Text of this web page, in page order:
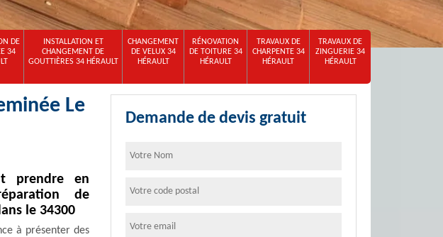
DE
34
INSTALLATION ET
CHANGEMENT DE
GOUTTIÈRES 34 HÉRAULT
CHANGEMENT
DE VELUX 34
HÉRAULT
RÉNOVATION
DE TOITURE 34
HÉRAULT
TRAVAUX DE
CHARPENTE 34
HÉRAULT
TRAVAUX DE
ZINGUERIE 34
HÉRAULT
Le
prendre en
de
le 34300
à présenter des
Demande de devis gratuit